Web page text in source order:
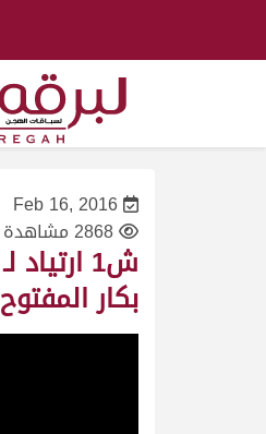
Feb 16, 2016
2868 مشاهدة
بكار المفتوح 8:41:6